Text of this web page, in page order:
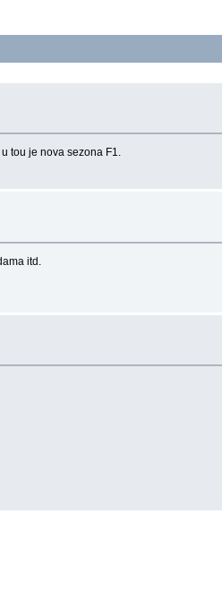
tou je nova sezona F1.
itd.